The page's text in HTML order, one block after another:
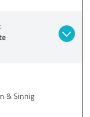
& Sinnig